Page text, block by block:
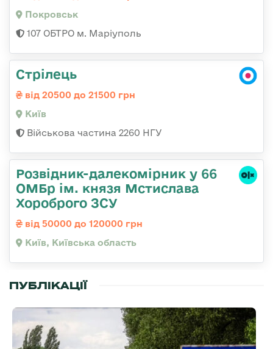
Покровськ
107 ОБТРО м. Маріуполь
Стрілець
від 20500 до 21500 грн
Київ
Військова частина 2260 НГУ
Розвідник-далекомірник у 66
ОМБр ім. князя Мстислава
Хороброго ЗСУ
від 50000 до 120000 грн
Київ, Київська область
ПУБЛІКАЦІЇ